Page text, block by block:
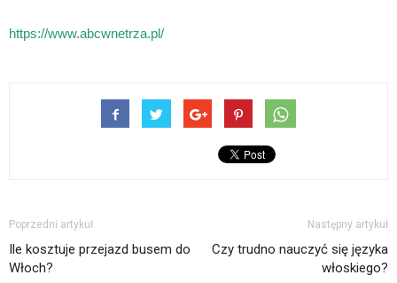
https://www.abcwnetrza.pl/
Poprzedni artykuł
Ile kosztuje przejazd busem do
Włoch?
Następny artykuł
Czy trudno nauczyć się języka
włoskiego?